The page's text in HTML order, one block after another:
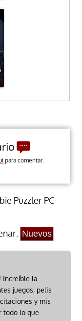
para comentar.
Puzzler PC
Increíble la
juegos, pelis
y mis
todo lo que